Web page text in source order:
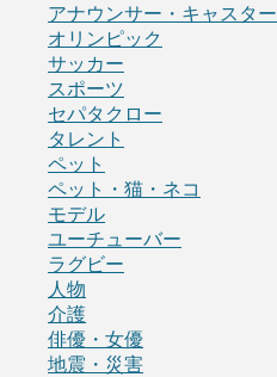
アナウンサー・キャスター
オリンピック
サッカー
スポーツ
セパタクロー
タレント
ペット
ペット・猫・ネコ
モデル
ユーチューバー
ラグビー
人物
介護
俳優・女優
地震・災害